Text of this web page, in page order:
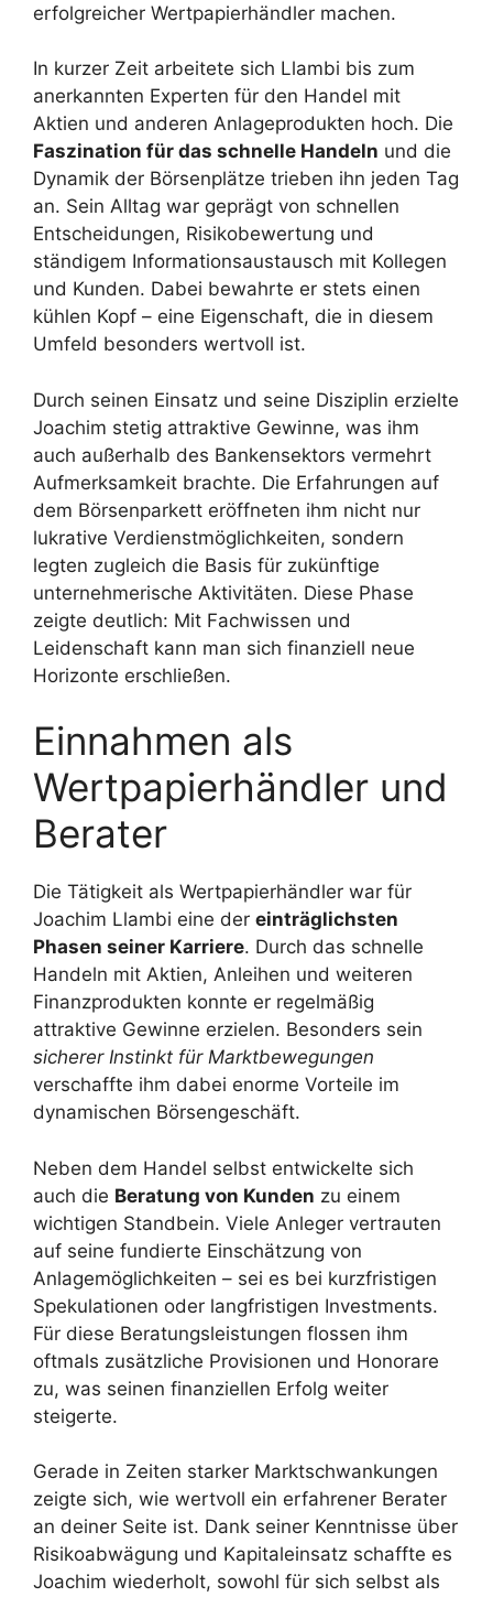
erfolgreicher Wertpapierhändler machen.
In kurzer Zeit arbeitete sich Llambi bis zum
anerkannten Experten für den Handel mit
Aktien und anderen Anlageprodukten hoch. Die
Faszination für das schnelle Handeln und die
Dynamik der Börsenplätze trieben ihn jeden Tag
an. Sein Alltag war geprägt von schnellen
Entscheidungen, Risikobewertung und
ständigem Informationsaustausch mit Kollegen
und Kunden. Dabei bewahrte er stets einen
kühlen Kopf – eine Eigenschaft, die in diesem
Umfeld besonders wertvoll ist.
Durch seinen Einsatz und seine Disziplin erzielte
Joachim stetig attraktive Gewinne, was ihm
auch außerhalb des Bankensektors vermehrt
Aufmerksamkeit brachte. Die Erfahrungen auf
dem Börsenparkett eröffneten ihm nicht nur
lukrative Verdienstmöglichkeiten, sondern
legten zugleich die Basis für zukünftige
unternehmerische Aktivitäten. Diese Phase
zeigte deutlich: Mit Fachwissen und
Leidenschaft kann man sich finanziell neue
Horizonte erschließen.
Einnahmen als
Wertpapierhändler und
Berater
Die Tätigkeit als Wertpapierhändler war für
Joachim Llambi eine der einträglichsten
Phasen seiner Karriere. Durch das schnelle
Handeln mit Aktien, Anleihen und weiteren
Finanzprodukten konnte er regelmäßig
attraktive Gewinne erzielen. Besonders sein
sicherer Instinkt für Marktbewegungen
verschaffte ihm dabei enorme Vorteile im
dynamischen Börsengeschäft.
Neben dem Handel selbst entwickelte sich
auch die Beratung von Kunden zu einem
wichtigen Standbein. Viele Anleger vertrauten
auf seine fundierte Einschätzung von
Anlagemöglichkeiten – sei es bei kurzfristigen
Spekulationen oder langfristigen Investments.
Für diese Beratungsleistungen flossen ihm
oftmals zusätzliche Provisionen und Honorare
zu, was seinen finanziellen Erfolg weiter
steigerte.
Gerade in Zeiten starker Marktschwankungen
zeigte sich, wie wertvoll ein erfahrener Berater
an deiner Seite ist. Dank seiner Kenntnisse über
Risikoabwägung und Kapitaleinsatz schaffte es
Joachim wiederholt, sowohl für sich selbst als